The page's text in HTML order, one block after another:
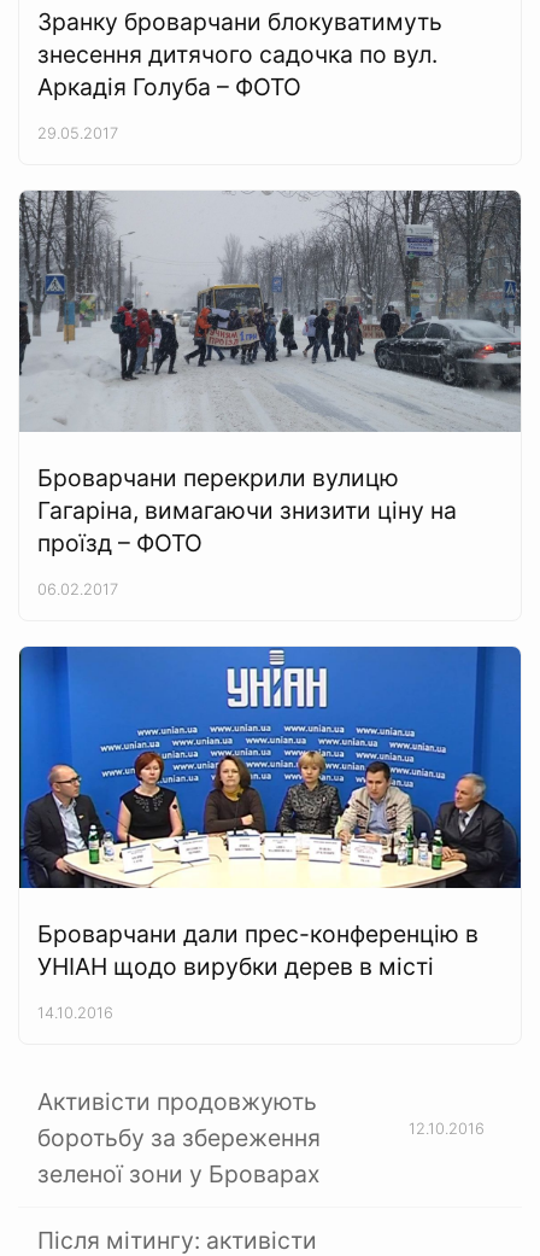
Зранку броварчани блокуватимуть
знесення дитячого садочка по вул.
Аркадія Голуба – ФОТО
29.05.2017
Броварчани перекрили вулицю
Гагаріна, вимагаючи знизити ціну на
проїзд – ФОТО
06.02.2017
Броварчани дали прес-конференцію в
УНІАН щодо вирубки дерев в місті
14.10.2016
Активісти продовжують
боротьбу за збереження
зеленої зони у Броварах
12.10.2016
Після мітингу: активісти